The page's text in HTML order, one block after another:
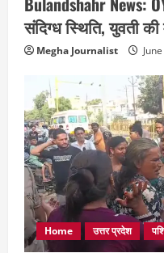
संदिग्ध स्थिति, युवती
Megha Journalist
Home उत्तर प्रदेश